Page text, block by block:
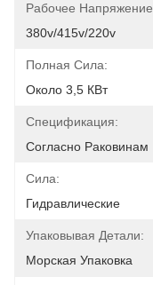
Рабочее
380v/415v/220v
Полная Сила:
Около 3,5 КВт
Спецификация:
Согласно Раковинам
Сила:
Гидравлические
Упаковывая Детали:
Морская Упаковка